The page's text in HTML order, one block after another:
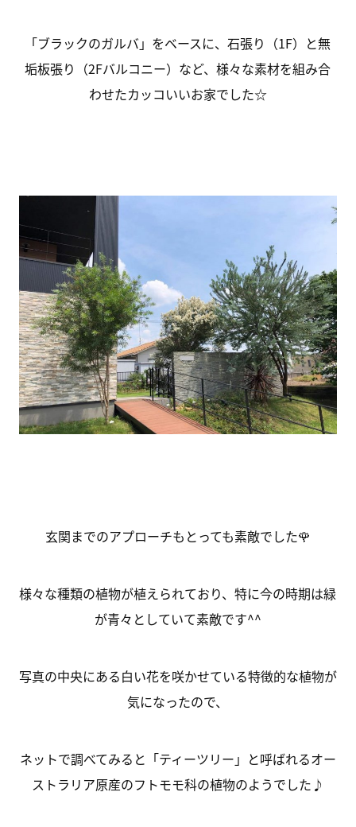
「ブラックのガルバ」をベースに、石張り（1F）と無
垢板張り（2Fバルコニー）など、様々な素材を組み合
わせたカッコいいお家でした☆
玄関までのアプローチもとっても素敵でした🌹
様々な種類の植物が植えられており、特に今の時期は緑
が青々としていて素敵です^^
写真の中央にある白い花を咲かせている特徴的な植物が
気になったので、
ネットで調べてみると「ティーツリー」と呼ばれるオー
ストラリア原産のフトモモ科の植物のようでした♪